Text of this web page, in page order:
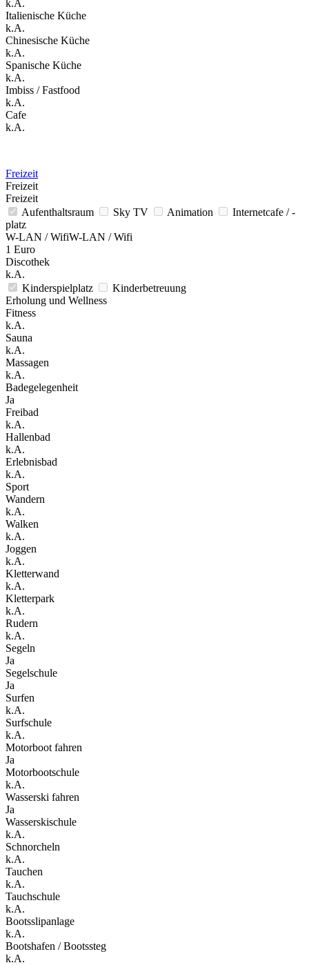
k.A.
Italienische Küche
k.A.
Chinesische Küche
k.A.
Spanische Küche
k.A.
Imbiss / Fastfood
k.A.
Cafe
k.A.
Freizeit
Freizeit
Freizeit
Aufenthaltsraum
Sky TV Animation
Internetcafe / -
platz
W-LAN / WifiW-LAN / Wifi
1 Euro
Discothek
k.A.
Kinderspielplatz
Kinderbetreuung
Erholung und Wellness
Fitness
k.A.
Sauna
k.A.
Massagen
k.A.
Badegelegenheit
Ja
Freibad
k.A.
Hallenbad
k.A.
Erlebnisbad
k.A.
Sport
Wandern
k.A.
Walken
k.A.
Joggen
k.A.
Kletterwand
k.A.
Kletterpark
k.A.
Rudern
k.A.
Segeln
Ja
Segelschule
Ja
Surfen
k.A.
Surfschule
k.A.
Motorboot fahren
Ja
Motorbootschule
k.A.
Wasserski fahren
Ja
Wasserskischule
k.A.
Schnorcheln
k.A.
Tauchen
k.A.
Tauchschule
k.A.
Bootsslipanlage
k.A.
Bootshafen / Bootssteg
k.A.